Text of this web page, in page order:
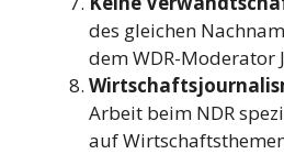
des gleichen
dem WDR-Moderator
Arbeit beim NDR
auf